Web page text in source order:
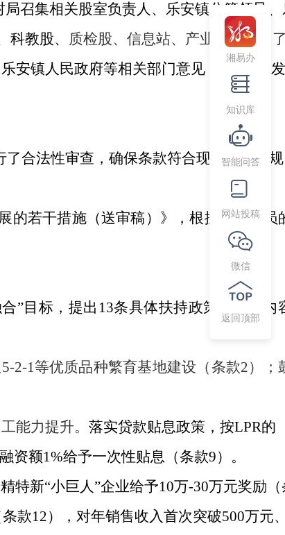
局召集相关股室负责人、乐安镇分管领导
科教股、 质检股、 信息站、产业化股提出
安镇人民政府等相关部门意见，8月
通过
合法性审查，确保条款符合现行法律法
的若干措施（送审稿）》，根据参会人员
”目标，提出13条具体扶持政策，主要内
2-1等优质品种繁育基地建设（条款2）；
能力提升。 落实贷款贴息政策，按LPR的
额1%给予一次性贴息（条款9）。
特新“小巨人”企业给予10万-30万元奖励（
款12），对年销售收入首次突破500万元
湘易办
知识库
智能问答
网站投稿
微信
返回顶部